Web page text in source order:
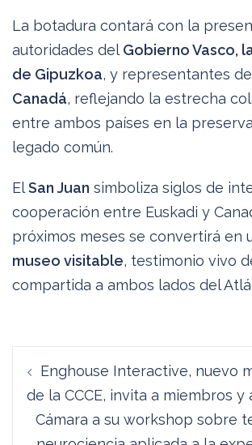
La botadura contará con la
autoridades del Gobierno Vasco,
de Gipuzkoa, y representantes
Canadá, reflejando la estrecha
entre ambos países en la
legado común.
ElSan Juan simboliza siglos de
cooperación entre Euskadi y
próximos meses se convertirá en
museo visitable, testimonio vivo
compartida a ambos lados del
de
entradas
Enghouse Interactive, nuevo
de la CCCE, invita a miembros y
Cámara a su workshop sobre